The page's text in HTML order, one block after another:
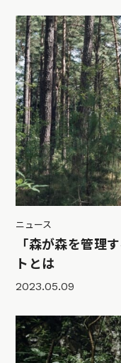
ニュース
「森が森を管理
トとは
2023.05.09